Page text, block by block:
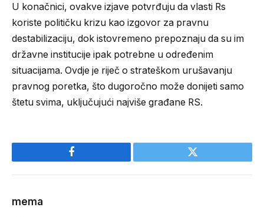
U konačnici, ovakve izjave potvrđuju da vlasti Rs
koriste političku krizu kao izgovor za pravnu
destabilizaciju, dok istovremeno prepoznaju da su im
državne institucije ipak potrebne u određenim
situacijama. Ovdje je riječ o strateškom urušavanju
pravnog poretka, što dugoročno može donijeti samo
štetu svima, uključujući najviše građane RS.
Facebook Twitter
mema